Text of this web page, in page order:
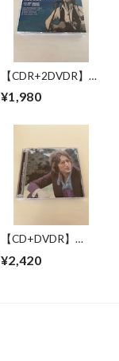
【CDR+2DVDR】
JACKSON BROWNE
/ GREAT
¥1,980
【CD+DVDR】
COLLECTION
¥2,420